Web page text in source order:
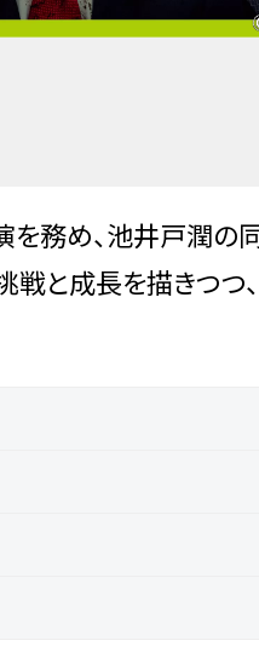
を務め、池井戸潤
と成長を描きつ